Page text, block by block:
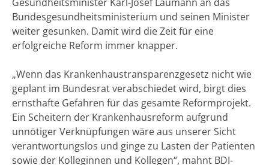
Bundesgesundheitsministerium und seinen Minister
weiter gesunken. Damit wird die Zeit für eine
erfolgreiche Reform immer knapper.
„Wenn das Krankenhaustransparenzgesetz nicht wie
geplant im Bundesrat verabschiedet wird, birgt dies
ernsthafte Gefahren für das gesamte Reformprojekt.
Ein Scheitern der Krankenhausreform aufgrund
unnötiger Verknüpfungen wäre aus unserer Sicht
verantwortungslos und ginge zu Lasten der Patienten
sowie der Kolleginnen und Kollegen“, mahnt BDI-